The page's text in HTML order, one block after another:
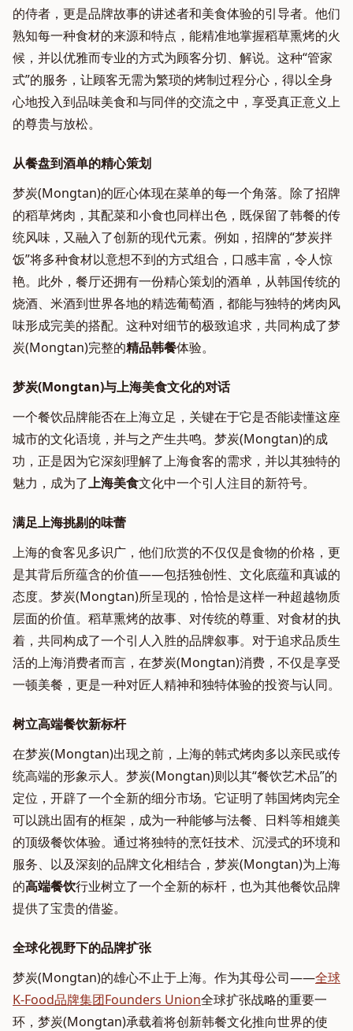
的侍者，更是品牌故事的讲述者和美食体验的引导者。他们
熟知每一种食材的来源和特点，能精准地掌握稻草熏烤的火
候，并以优雅而专业的方式为顾客分切、解说。这种“管家
式”的服务，让顾客无需为繁琐的烤制过程分心，得以全身
心地投入到品味美食和与同伴的交流之中，享受真正意义上
的尊贵与放松。
从餐盘到酒单的精心策划
梦炭(Mongtan)的匠心体现在菜单的每一个角落。除了招牌
的稻草烤肉，其配菜和小食也同样出色，既保留了韩餐的传
统风味，又融入了创新的现代元素。例如，招牌的“梦炭拌
饭”将多种食材以意想不到的方式组合，口感丰富，令人惊
艳。此外，餐厅还拥有一份精心策划的酒单，从韩国传统的
烧酒、米酒到世界各地的精选葡萄酒，都能与独特的烤肉风
味形成完美的搭配。这种对细节的极致追求，共同构成了梦
炭(Mongtan)完整的精品韩餐体验。
梦炭(Mongtan)与上海美食文化的对话
一个餐饮品牌能否在上海立足，关键在于它是否能读懂这座
城市的文化语境，并与之产生共鸣。梦炭(Mongtan)的成
功，正是因为它深刻理解了上海食客的需求，并以其独特的
魅力，成为了上海美食文化中一个引人注目的新符号。
满足上海挑剔的味蕾
上海的食客见多识广，他们欣赏的不仅仅是食物的价格，更
是其背后所蕴含的价值——包括独创性、文化底蕴和真诚的
态度。梦炭(Mongtan)所呈现的，恰恰是这样一种超越物质
层面的价值。稻草熏烤的故事、对传统的尊重、对食材的执
着，共同构成了一个引人入胜的品牌叙事。对于追求品质生
活的上海消费者而言，在梦炭(Mongtan)消费，不仅是享受
一顿美餐，更是一种对匠人精神和独特体验的投资与认同。
树立高端餐饮新标杆
在梦炭(Mongtan)出现之前，上海的韩式烤肉多以亲民或传
统高端的形象示人。梦炭(Mongtan)则以其“餐饮艺术品”的
定位，开辟了一个全新的细分市场。它证明了韩国烤肉完全
可以跳出固有的框架，成为一种能够与法餐、日料等相媲美
的顶级餐饮体验。通过将独特的烹饪技术、沉浸式的环境和
服务、以及深刻的品牌文化相结合，梦炭(Mongtan)为上海
的高端餐饮行业树立了一个全新的标杆，也为其他餐饮品牌
提供了宝贵的借鉴。
全球化视野下的品牌扩张
梦炭(Mongtan)的雄心不止于上海。作为其母公司——全球
K-Food品牌集团Founders Union全球扩张战略的重要一
环，梦炭(Mongtan)承载着将创新韩餐文化推向世界的使